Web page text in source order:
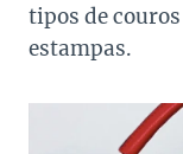
tipos de
estampas.